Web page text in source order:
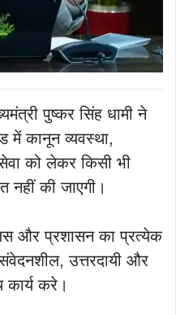
पुष्कर सिंह धामी ने
में कानून व्यवस्था,
को लेकर किसी भी
नहीं की जाएगी।
और प्रशासन का प्रत्येक
उत्तरदायी और
कार्य करे।